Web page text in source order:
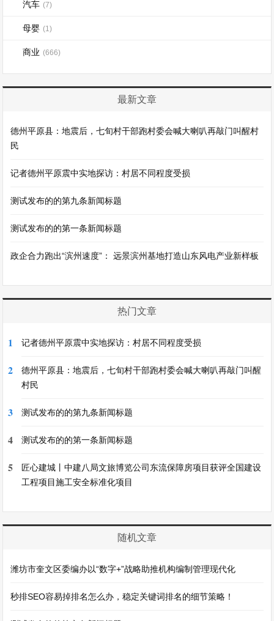
汽车 (7)
母婴 (1)
商业 (666)
最新文章
德州平原县：地震后，七旬村干部跑村委会喊大喇叭再敲门叫醒村
民
记者德州平原震中实地探访：村居不同程度受损
测试发布的的第九条新闻标题
测试发布的的第一条新闻标题
政企合力跑出“滨州速度”： 远景滨州基地打造山东风电产业新样板
热门文章
1 记者德州平原震中实地探访：村居不同程度受损
2
德州平原县：地震后，七旬村干部跑村委会喊大喇叭再敲门叫醒
村民
3 测试发布的的第九条新闻标题
4 测试发布的的第一条新闻标题
5
匠心建城丨中建八局文旅博览公司东流保障房项目获评全国建设
工程项目施工安全标准化项目
随机文章
潍坊市奎文区委编办以“数字+”战略助推机构编制管理现代化
秒排SEO容易掉排名怎么办，稳定关键词排名的细节策略！